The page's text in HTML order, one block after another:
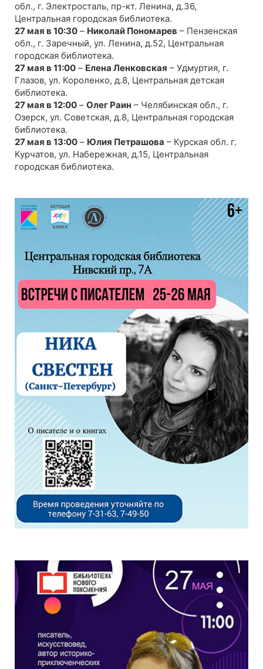
обл., г. Электросталь, пр-кт. Ленина, д.36,
Центральная городская библиотека.
27 мая в 10:30 – Николай Пономарев – Пензенская
обл., г. Заречный, ул. Ленина, д.52, Центральная
городская библиотека.
27 мая в 11:00 – Елена Ленковская – Удмуртия, г.
Глазов, ул. Короленко, д.8, Центральная детская
библиотека.
27 мая в 12:00 – Олег Раин – Челябинская обл., г.
Озерск, ул. Советская, д.8, Центральная городская
библиотека.
27 мая в 13:00 – Юлия Петрашова – Курская обл. г.
Курчатов, ул. Набережная, д.15, Центральная
городская библиотека.